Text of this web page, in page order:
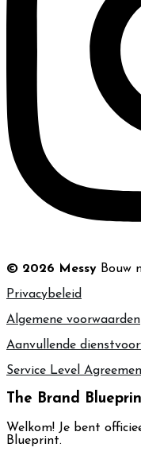
© 2026 Messy Bouw
Privacybeleid
Algemene voorwaarden
Aanvullende
Service Level
The Brand
Welkom! Je bent
Blueprint.